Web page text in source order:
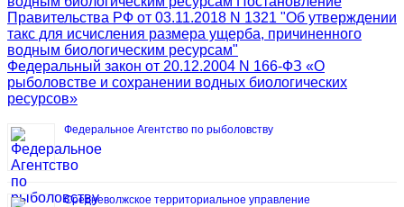
Правительства РФ от 03.11.2018 N 1321 "Об утверждении
такс для исчисления размера ущерба, причиненного
водным биологическим ресурсам"
Федеральный закон от 20.12.2004 N 166-ФЗ «О
рыболовстве и сохранении водных биологических
ресурсов»
Федеральное Агентство по рыболовству
Средневолжское территориальное управление